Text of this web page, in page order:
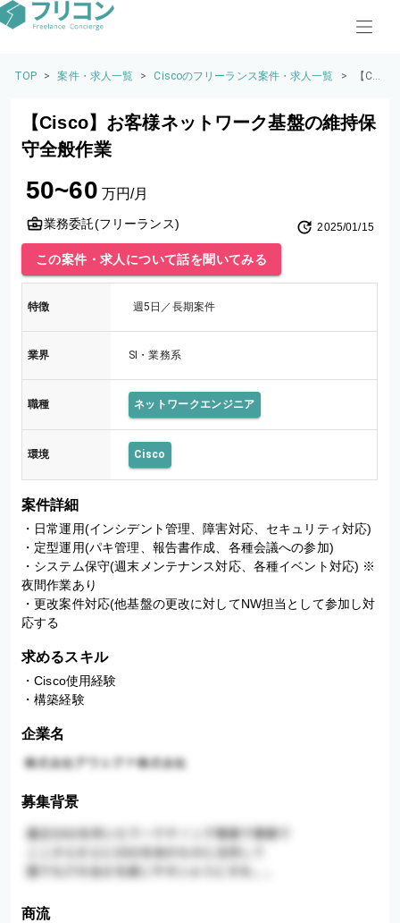
TOP > 案件・求人一覧 > Ciscoのフリーランス案件・求人一覧 >
【Cis
様ネ
保守
【Cisco】お客様ネットワーク基盤の維持保
守全般作業
50~60 万円/月
業務委託(フリーランス) 2025/01/15
この案件・求人について話を聞いてみる
特徴 週5日／長期案件
業界 SI・業務系
職種 ネットワークエンジニア
環境 Cisco
案件詳細
・日常運用(インシデント管理、障害対応、セキュリティ対応)
・定型運用(パキ管理、報告書作成、各種会議への参加)
・システム保守(週末メンテナンス対応、各種イベント対応) ※
夜間作業あり
・更改案件対応(他基盤の更改に対してNW担当として参加し対
応する
求めるスキル
・Cisco使用経験
・構築経験
企業名
募集背景
商流